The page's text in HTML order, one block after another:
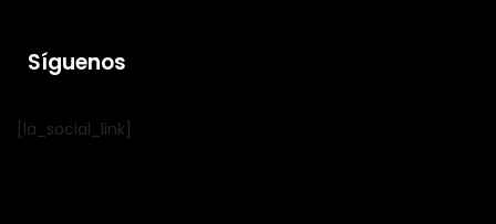
Síguenos
[la_social_link]